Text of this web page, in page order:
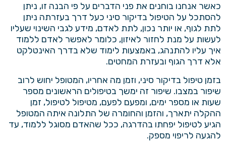
כאשר אנחנו בוחנים את פני הדברים על פי הבנה זו, ניתן
להסתכל על הטיפול בדיקור סיני כעל דרך בעזרתה ניתן
לתת לגוף, או יותר נכון, לתת לאדם, מידע לגבי השינוי שעליו
לעשות על מנת לחזור לאיזון, כלומר לאפשר לאדם ללמוד
איך עליו להתנהג, באמצעות לימוד שלא בדרך האינטלקט
אלא דרך הגוף ובעזרת המחטים.
בזמן טיפול בדיקור סיני, וזמן מה אחריו, המטופל יחוש לרוב
שיפור במצבו. שיפור זה ימשך בטיפולים הראשונים מספר
שעות או מספר ימים, ומפעם לפעם, מטיפול לטיפול, זמן
ההקלה יתארך, והזמן והחומרה של התלונה איתה המטופל
הגיע לטיפול יפחתו בהדרגה, ככל שהאדם מסוגל ללמוד, עד
להגעה לריפוי מספק.